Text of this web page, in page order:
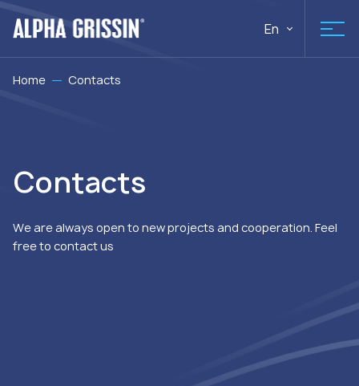
En
Home Contacts
Contacts
We are always open to new projects and cooperation. Feel
free to contact us